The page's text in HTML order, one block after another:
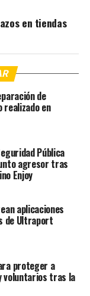
en tiendas
de
en
Pública
agresor tras
Enjoy
aplicaciones
de Ultraport
proteger a
voluntarios tras la